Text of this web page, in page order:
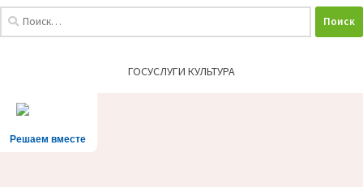
ГОСУСЛУГИ КУЛЬТУРА
Решаем вместе